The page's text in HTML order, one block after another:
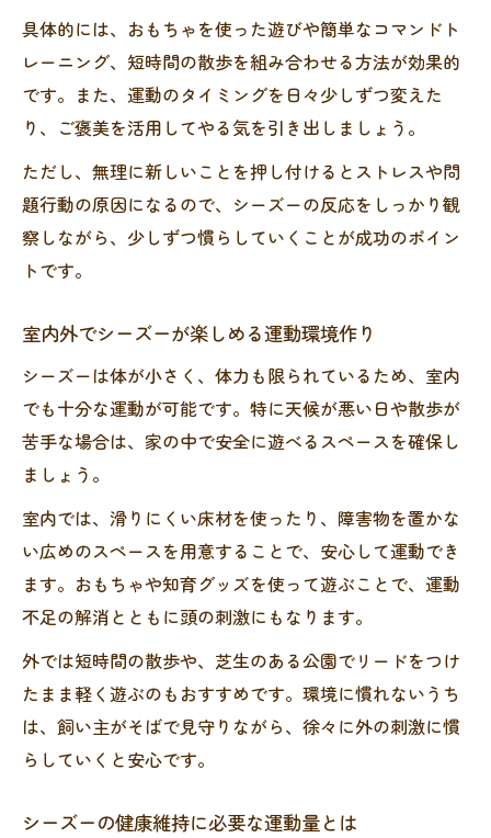
ル
健康維持につながるシーズーの生活リズム
シーズーの運動能力を活かす日常の工夫
シーズーが後悔しない毎日の過ごし方提案
シーズーの運動不足が招く注意点を解説
シーズー特有の問題行動と運動不足の関係
運動不足がシーズーの寿命に与える影響
シーズーのしつけに運動が不可欠な理由
具体的には、おもちゃを使った遊びや簡単なコマンドト
レーニング、短時間の散歩を組み合わせる方法が効果的
です。また、運動のタイミングを日々少しずつ変えた
り、ご褒美を活用してやる気を引き出しましょう。
ただし、無理に新しいことを押し付けるとストレスや問
題行動の原因になるので、シーズーの反応をしっかり観
察しながら、少しずつ慣らしていくことが成功のポイン
トです。
室内外でシーズーが楽しめる運動環境作り
シーズーは体が小さく、体力も限られているため、室内
でも十分な運動が可能です。特に天候が悪い日や散歩が
苦手な場合は、家の中で安全に遊べるスペースを確保し
ましょう。
室内では、滑りにくい床材を使ったり、障害物を置かな
い広めのスペースを用意することで、安心して運動でき
ます。おもちゃや知育グッズを使って遊ぶことで、運動
不足の解消とともに頭の刺激にもなります。
外では短時間の散歩や、芝生のある公園でリードをつけ
たまま軽く遊ぶのもおすすめです。環境に慣れないうち
は、飼い主がそばで見守りながら、徐々に外の刺激に慣
らしていくと安心です。
シーズーの健康維持に必要な運動量とは